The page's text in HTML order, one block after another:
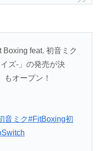
feat. 初音ミク
ズ-」の発売が決
オープン！
音ミク#FitBoxing初